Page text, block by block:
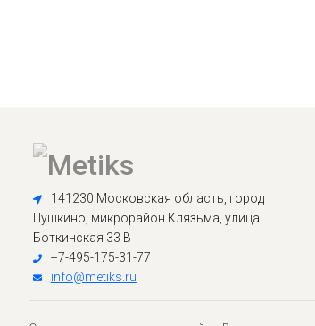
141230 Московская область, город
Пушкино, микрорайон Клязьма, улица
Боткинская 33 В
+7-495-175-31-77
info@metiks.ru